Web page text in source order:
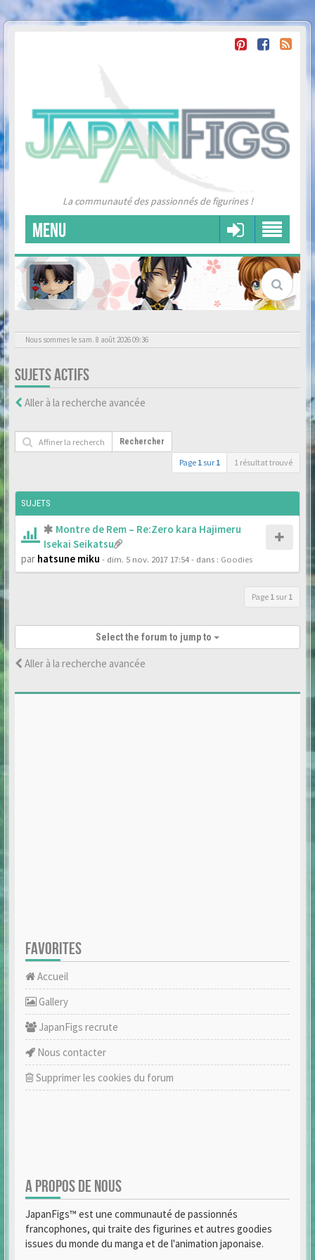
La communauté des passionnés de figurines !
MENU
Nous sommes le sam. 8 août 2026 09:36
SUJETS ACTIFS
Aller à la recherche avancée
Rechercher
Page 1 sur 1 1 résultat trouvé
SUJETS
Montre de Rem – Re:Zero kara Hajimeru
Isekai Seikatsu
par hatsune miku - dim. 5 nov. 2017 17:54- dans : Goodies
Page 1 sur 1
Select the forum to jump to
Aller à la recherche avancée
FAVORITES
Accueil
Gallery
JapanFigs recrute
Nous contacter
Supprimer les cookies du forum
A PROPOS DE NOUS
JapanFigs™ est une communauté de passionnés
francophones, qui traite des figurines et autres goodies
issues du monde du manga et de l'animation japonaise.